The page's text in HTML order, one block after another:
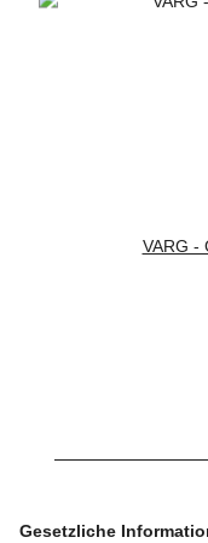
VARG -
Gesetzliche